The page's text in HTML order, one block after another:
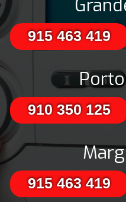
915 463 419
910 350 125
915 463 419